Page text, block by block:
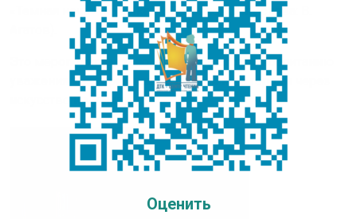
«Темная ночь» (музыка: Н. Богословский, слова: В.
Это мероприятие стало важным шагом к воспитанию
уважения к истории нашей страны и ее героям через
искусство и музыку.
Оценить